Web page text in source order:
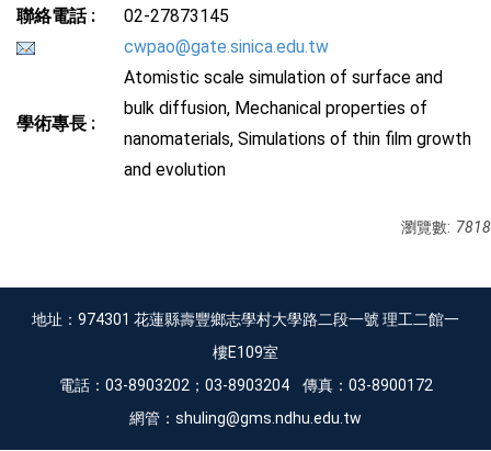
聯絡電話 :
02-27873145
cwpao@gate.sinica.edu.tw
學術專長 :
Atomistic scale simulation of surface and
bulk diffusion, Mechanical properties of
nanomaterials, Simulations of thin film growth
and evolution
瀏覽數: 7818
地址：974301 花蓮縣壽豐鄉志學村大學路二段一號 理工二館一
樓E109室
電話：03-8903202；03-8903204 傳真：03-8900172
網管：shuling@gms.ndhu.edu.tw